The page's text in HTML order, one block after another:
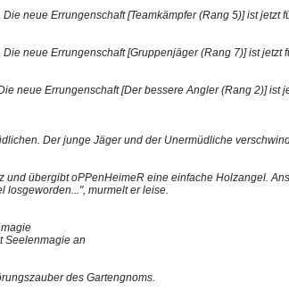
neue Errungenschaft [Teamkämpfer (Rang 5)] ist jetzt
neue Errungenschaft [Gruppenjäger (Rang 7)] ist jetzt
neue Errungenschaft [Der bessere Angler (Rang 2)] ist
Der junge Jäger und der Unermüdliche
übergibt oPPenHeimeR eine einfache Holzangel.
losgeworden...", murmelt er leise.
Seelenmagie an
des Gartengnoms.